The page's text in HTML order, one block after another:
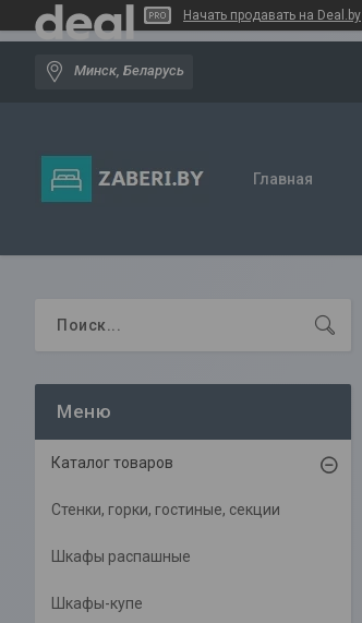
Начать продавать на Deal.by
Минск, Беларусь
Главная
Каталог товаров
Стенки, горки, гостиные, секции
Шкафы распашные
Шкафы-купе